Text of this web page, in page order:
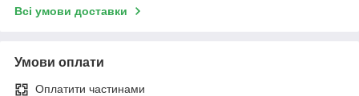
Всі умови доставки
Умови оплати
Оплатити частинами